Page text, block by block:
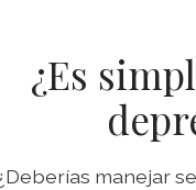
¿Es
manejar